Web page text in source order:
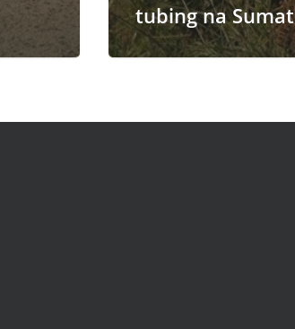
tubing na